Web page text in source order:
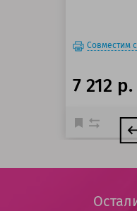
Совместим
7 212 р.